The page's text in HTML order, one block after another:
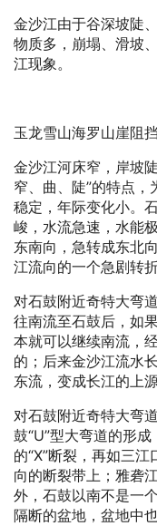
金沙江由于谷深坡陡
物质多，崩塌、滑坡
江现象。
玉龙雪山海罗山崖阻
金沙江河床窄，岸坡
窄、曲、陡”的特点
稳定，年际变化小。
峻，水流急速，水能
东南向，急转成东北
江流向的一个急剧转
对石鼓附近奇特大弯
往南流至石鼓后，如
本就可以继续南流，
的；后来金沙江流水
东流，变成长江的上源
对石鼓附近奇特大弯
鼓“U”型大弯道的形
的“X”断裂，再如三
向的断裂带上；雅砻
外，石鼓以南不是一
隔断的盆地，盆地中